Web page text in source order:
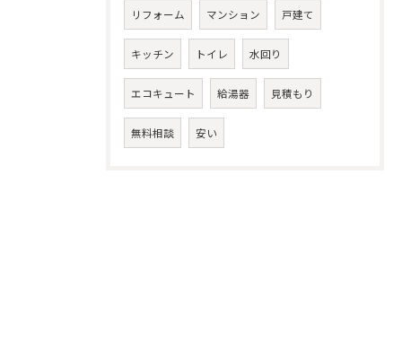
リフォーム マンション 戸建て
キッチン トイレ 水回り
エコキュート 給湯器 見積もり
無料相談 安い